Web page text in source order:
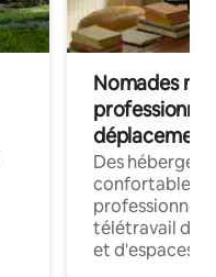
Nomades
déplacement
Des
confortables
professionnels
télétravail
et d'espaces